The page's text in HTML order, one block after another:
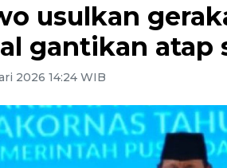
usulkan
gantikan atap
2026 14:24 WIB